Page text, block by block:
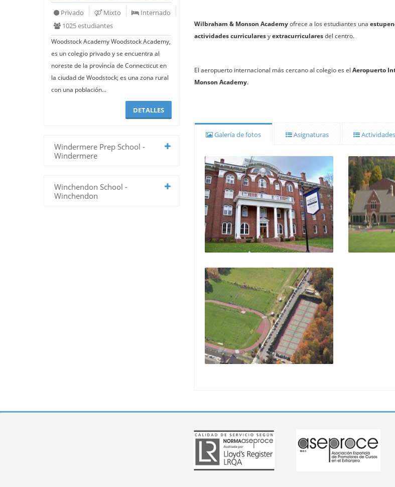
Wilbraham & Monson Academyofrece a los estudiantes una
actividades curricularesyextracurricularesdel centro.
El aeropuerto internacional más cercano al colegio es el Aeropuerto
Monson Academy.
Galería de fotos Asignaturas Actividades
Privado Mixto
Internado
1025 estudiantes
Woodstock Academy Woodstock Academy,
es un colegio privado y se encuentra al
noreste de la provincia de Connecticut en
la ciudad de Woodstock; es una zona rural
con una población...
DETALLES
Windermere Prep School -
Windermere
Winchendon School -
Winchendon